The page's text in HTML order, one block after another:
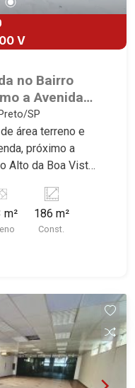
V
no Bairro
a Avenida
SP.
SP
área terreno e
próximo a
Alto da Boa Vista,
- Vitrine - 2
no mercado
em
especialistas na
residenciais
desejados da
m² 186 m²
Const.